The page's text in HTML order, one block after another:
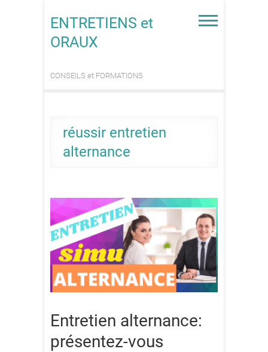
ENTRETIENS et
ORAUX
CONSEILS et FORMATIONS
réussir entretien
alternance
Entretien alternance:
présentez-vous